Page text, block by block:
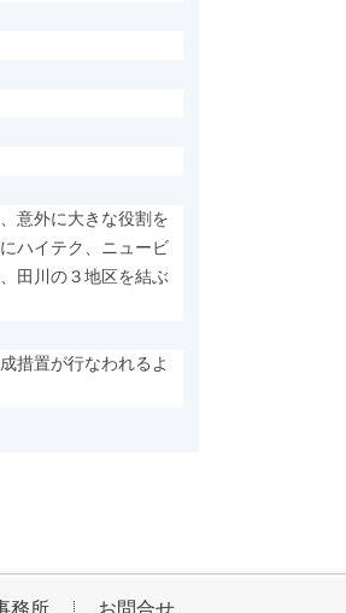
意外に大きな役割を
ハイテク、ニュービ
田川の３地区を結ぶ
措置が行なわれるよ
務所 お問合せ